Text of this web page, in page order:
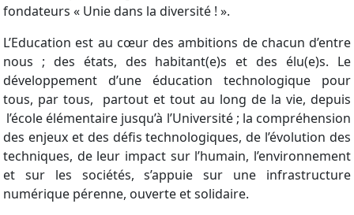
fondateurs « Unie dans la diversité ! ».
L’Education est au cœur des ambitions de chacun d’entre
nous ; des états, des habitant(e)s et des élu(e)s. Le
développement d’une éducation technologique pour
tous, par tous, partout et tout au long de la vie, depuis
l’école élémentaire jusqu’à l’Université ; la compréhension
des enjeux et des défis technologiques, de l’évolution des
techniques, de leur impact sur l’humain, l’environnement
et sur les sociétés, s’appuie sur une infrastructure
numérique pérenne, ouverte et solidaire.